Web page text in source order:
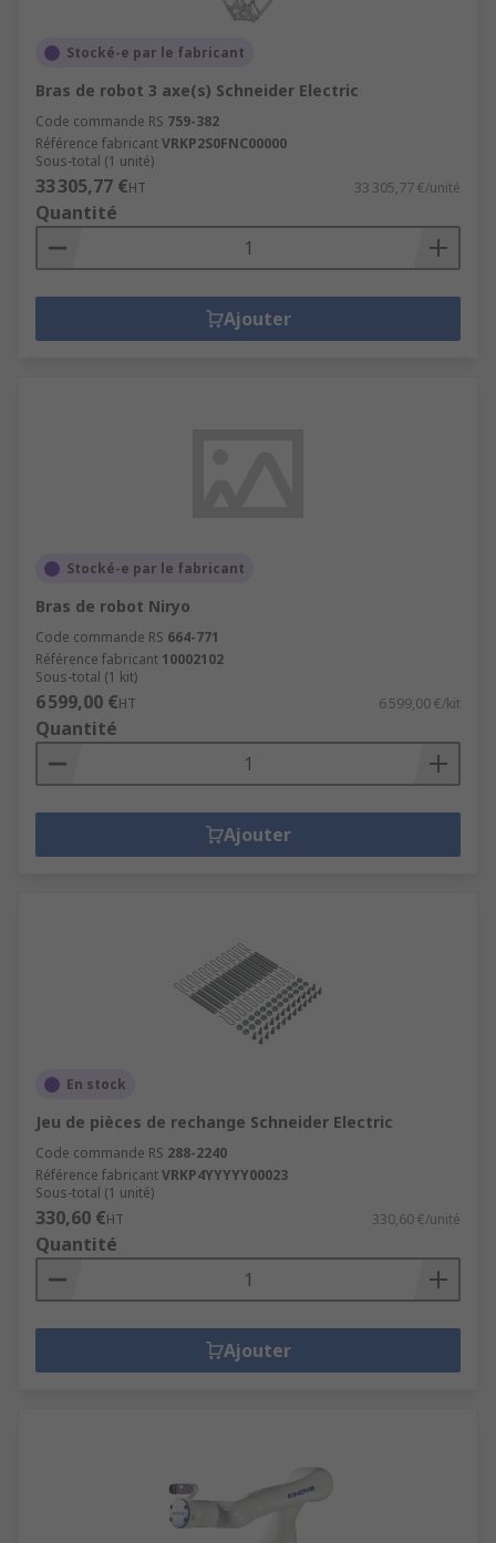
Stocké-e par le fabricant
Bras de robot 3 axe(s) Schneider Electric
Code commande RS 759-382
Référence fabricantVRKP2S0FNC00000
Sous-total (1 unité)
33 305,77 €HT 33 305,77 €/unité
Quantité
Ajouter
Stocké-e par le fabricant
Bras de robot Niryo
Code commande RS 664-771
Référence fabricant 10002102
Sous-total (1 kit)
6 599,00 €HT 6 599,00 €/kit
Quantité
Ajouter
En stock
Jeu de pièces de rechange Schneider Electric
Code commande RS 288-2240
Référence fabricantVRKP4YYYYY00023
Sous-total (1 unité)
330,60 €HT 330,60 €/unité
Quantité
Ajouter